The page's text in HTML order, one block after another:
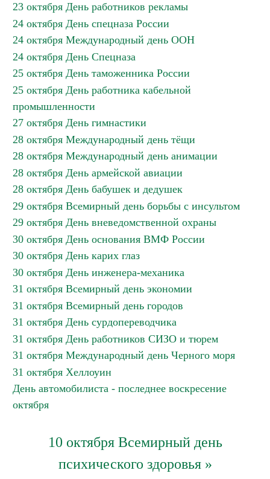
23 октября День работников рекламы
24 октября День спецназа России
24 октября Международный день ООН
24 октября День Спецназа
25 октября День таможенника России
25 октября День работника кабельной
промышленности
27 октября День гимнастики
28 октября Международный день тёщи
28 октября Международный день анимации
28 октября День армейской авиации
28 октября День бабушек и дедушек
29 октября Всемирный день борьбы с инсультом
29 октября День вневедомственной охраны
30 октября День основания ВМФ России
30 октября День карих глаз
30 октября День инженера-механика
31 октября Всемирный день экономии
31 октября Всемирный день городов
31 октября День сурдопереводчика
31 октября День работников СИЗО и тюрем
31 октября Международный день Черного моря
31 октября Хеллоуин
День автомобилиста - последнее воскресение
октября
10 октября Всемирный день
психического здоровья »